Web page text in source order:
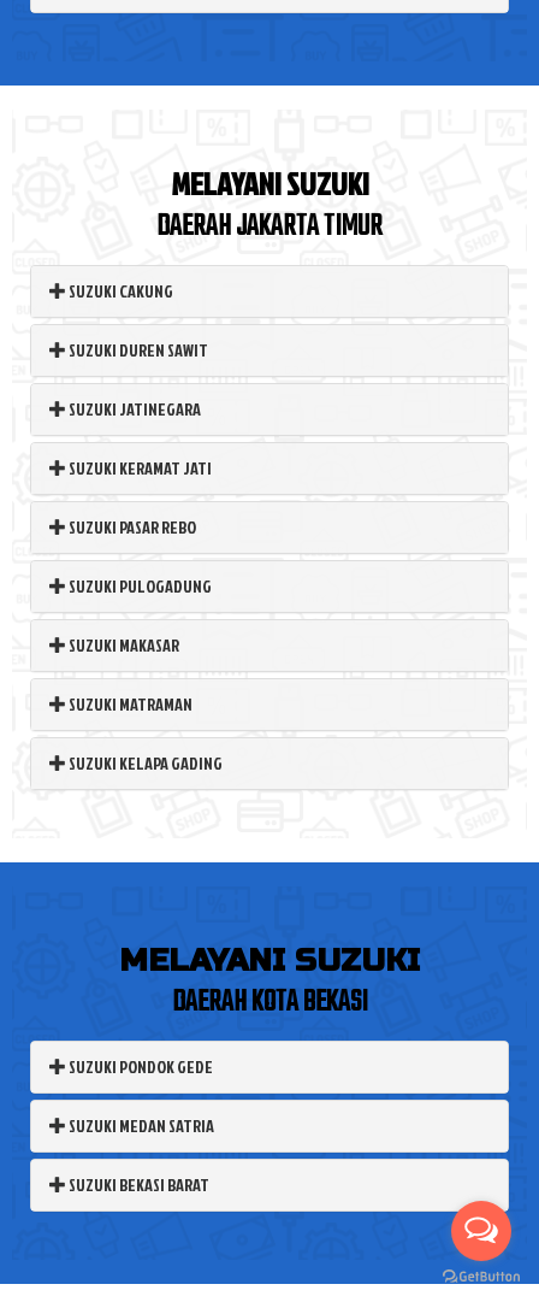
MELAYANI SUZUKI
DAERAH JAKARTA TIMUR
SUZUKI CAKUNG
SUZUKI DUREN SAWIT
SUZUKI JATINEGARA
SUZUKI KERAMAT JATI
SUZUKI PASAR REBO
SUZUKI PULOGADUNG
SUZUKI MAKASAR
SUZUKI MATRAMAN
SUZUKI KELAPA GADING
MELAYANI SUZUKI
DAERAH KOTA BEKASI
SUZUKI PONDOK GEDE
SUZUKI MEDAN SATRIA
SUZUKI BEKASI BARAT